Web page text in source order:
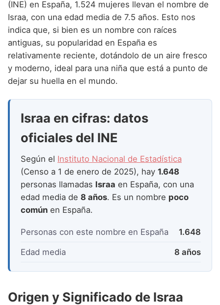
Nombres de Niña que empiezan por N
Nombres de Niña que empiezan por O
Nombres de Niña que empiezan por P
Nombres de Niña que empiezan por Q
Nombres de Niña que empiezan por R
Nombres de Niña que empiezan por S
Nombres de Niña que empiezan por T
Nombres de Niña que empiezan por U
Nombres de Niña que empiezan por V
Nombres de Niña que empiezan por W
Nombres de Niña que empiezan por X
Nombres de Niña que empiezan por Y
Nombres de Niña que empiezan por Z
Nombres de Niña Rumanos
Nombres de Niña Rusos
Nombres de Niña Suecos
Nombres de Niña Madrileños
Nombres de Niña Murcianos
Nombres de Niña Navarros
Nombres de Niña Riojanos
Nombres de Niña Valencianos
(INE) en España, 1.524 mujeres llevan el nombre de
Israa, con una edad media de 7.5 años. Esto nos
indica que, si bien es un nombre con raíces
antiguas, su popularidad en España es
relativamente reciente, dotándolo de un aire fresco
y moderno, ideal para una niña que está a punto de
dejar su huella en el mundo.
Israa en cifras: datos
oficiales del INE
Según el Instituto Nacional de Estadística
(Censo a 1 de enero de 2025), hay 1.648
personas llamadas Israa en España, con una
edad media de 8 años. Es un nombre poco
común en España.
Personas con este nombre en España 1.648
Edad media 8 años
Origen y Significado de Israa